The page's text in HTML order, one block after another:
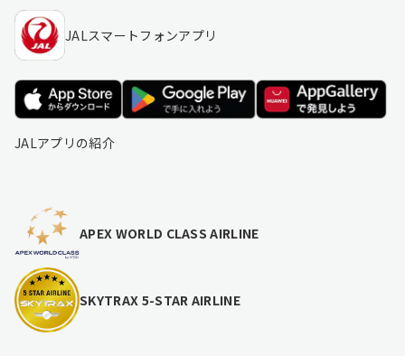
JALスマートフォンアプリ
JALアプリの紹介
APEX WORLD CLASS AIRLINE
SKYTRAX 5-STAR AIRLINE